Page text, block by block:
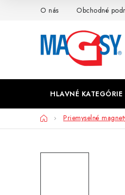
O nás Obchodné
HLAVNÉ KATEGÓRIE
DomovPriemyselné